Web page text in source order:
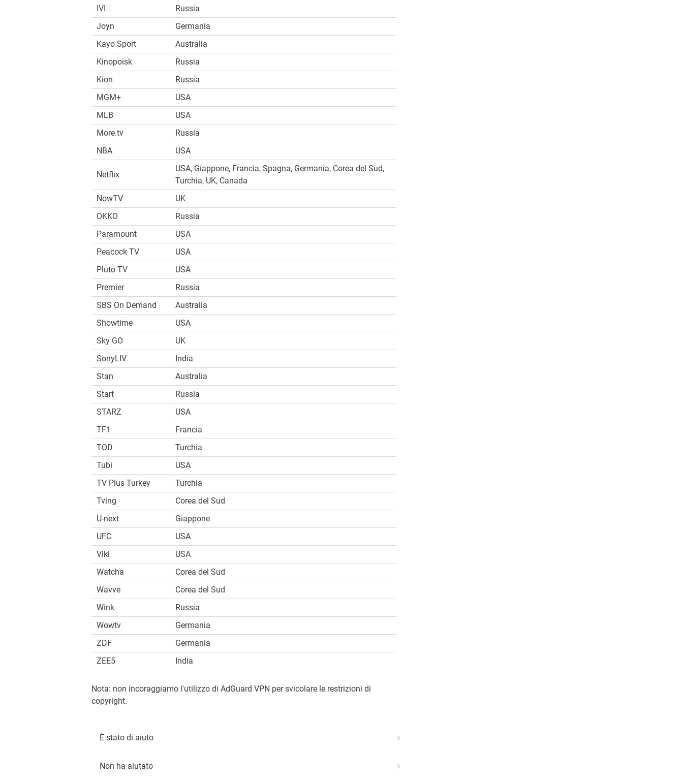
IVI
Russia
Joyn
Germania
Kayo Sport
Australia
Kinopoisk
Russia
Kion
Russia
MGM+
USA
MLB
USA
More.tv
Russia
NBA
USA
Netflix
USA, Giappone, Francia, Spagna, Germania, Corea del Sud,
Turchia, UK, Canada
NowTV
UK
OKKO
Russia
Paramount
USA
Peacock TV
USA
Pluto TV
USA
Premier
Russia
SBS On Demand
Australia
Showtime
USA
Sky GO
UK
SonyLIV
India
Stan
Australia
Start
Russia
STARZ
USA
TF1
Francia
TOD
Turchia
Tubi
USA
TV Plus Turkey
Turchia
Tving
Corea del Sud
U-next
Giappone
UFC
USA
Viki
USA
Watcha
Corea del Sud
Wavve
Corea del Sud
Wink
Russia
Wowtv
Germania
ZDF
Germania
ZEE5
India
Nota: non incoraggiamo l'utilizzo di AdGuard VPN per svicolare le restrizioni di
copyright.
È stato di aiuto
Non ha aiutato